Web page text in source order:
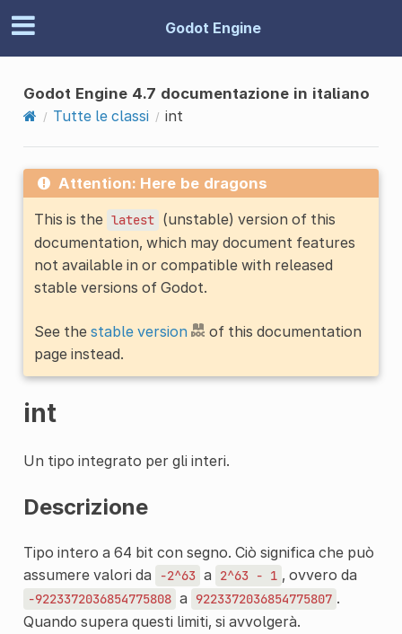
Godot Engine
Godot Engine 4.7 documentazione in italiano
Tutte le classi
int
Attention: Here be dragons
This is the latest (unstable) version of this
documentation, which may document features
not available in or compatible with released
stable versions of Godot.
See the stable version
of this documentation
page instead.
int
Un tipo integrato per gli interi.
Descrizione
Tipo intero a 64 bit con segno. Ciò significa che può
assumere valori da
-2^63 a 2^63 - 1 , ovvero da
-9223372036854775808 a 9223372036854775807 .
Quando supera questi limiti, si avvolgerà.